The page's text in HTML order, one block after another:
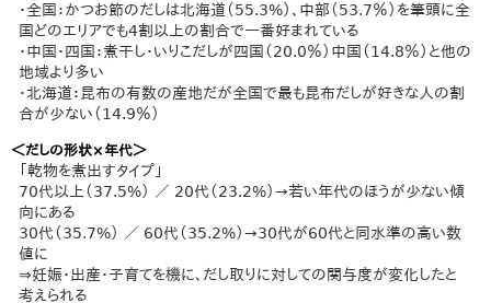
・全国：かつお節のだしは北海道（55.3%）、中部（53.7％）を筆頭に全
国どのエリアでも4割以上の割合で一番好まれている
・中国・四国：煮干し・いりこだしが四国（20.0％）中国（14.8％）と他の
地域より多い
・北海道：昆布の有数の産地だが全国で最も昆布だしが好きな人の割
合が少ない（14.9％）
＜だしの形状×年代＞
「乾物を煮出すタイプ」
70代以上（37.5%） ／ 20代（23.2%）→若い年代のほうが少ない傾
向にある
30代（35.7%） ／ 60代（35.2%）→30代が60代と同水準の高い数
値に
⇒妊娠・出産・子育てを機に、だし取りに対しての関与度が変化したと
考えられる